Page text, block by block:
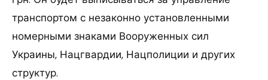
транспортом с незаконно установленными
номерными знаками Вооруженных сил
Украины, Нацгвардии, Нацполиции и других
структур.